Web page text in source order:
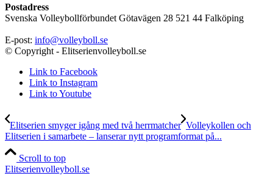
Postadress
Svenska Volleybollförbundet Götavägen 28 521 44 Falköping
E-post: info@volleyboll.se
© Copyright - Elitserienvolleyboll.se
Link to Facebook
Link to Instagram
Link to Youtube
Elitserien smyger igång med två herrmatcher Volleykollen och
Elitserien i samarbete – lanserar nytt programformat på...
Scroll to top
Elitserienvolleyboll.se